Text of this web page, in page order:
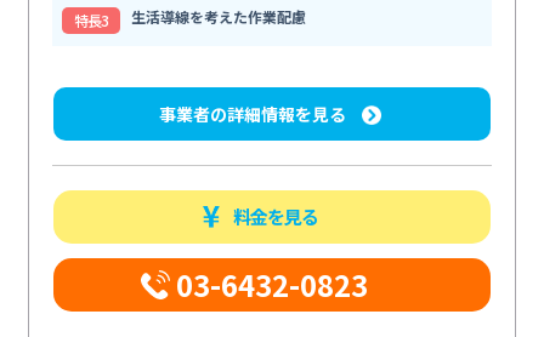
特⻑3
生活導線を考えた作業配慮
事業者の詳細情報を見る
料金を見る
03-6432-0823